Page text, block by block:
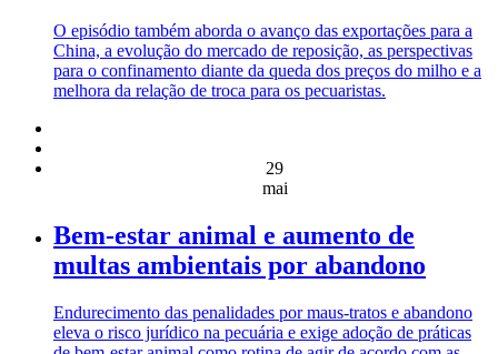
O episódio também aborda o avanço das exportações para a
China, a evolução do mercado de reposição, as perspectivas
para o confinamento diante da queda dos preços do milho e a
melhora da relação de troca para os pecuaristas.
29
mai
Bem-estar animal e aumento de
multas ambientais por abandono
Endurecimento das penalidades por maus-tratos e abandono
eleva o risco jurídico na pecuária e exige adoção de práticas